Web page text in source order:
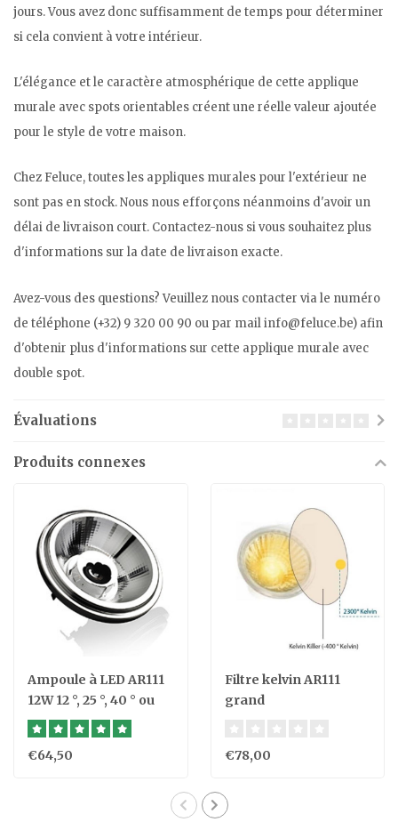
jours. Vous avez donc suffisamment de temps pour déterminer
si cela convient à votre intérieur.
L'élégance et le caractère atmosphérique de cette applique
murale avec spots orientables créent une réelle valeur ajoutée
pour le style de votre maison.
Chez Feluce, toutes les appliques murales pour l'extérieur ne
sont pas en stock. Nous nous efforçons néanmoins d'avoir un
délai de livraison court. Contactez-nous si vous souhaitez plus
d'informations sur la date de livraison exacte.
Avez-vous des questions? Veuillez nous contacter via le numéro
de téléphone (+32) 9 320 00 90 ou par mailinfo@feluce.be) afin
d'obtenir plus d'informations sur cette applique murale avec
double spot.
Évaluations
Produits connexes
Ampoule à LED AR111
12W 12 °, 25 °, 40 ° ou
dim to warm
€64,50
Filtre kelvin AR111
grand
€78,00